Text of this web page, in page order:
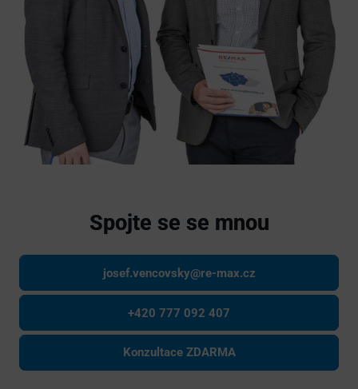
Spojte se se mnou
josef.vencovsky@re-max.cz
+420 777 092 407
Konzultace ZDARMA